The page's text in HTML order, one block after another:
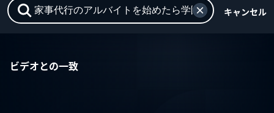
キャンセル
ビデオとの一致